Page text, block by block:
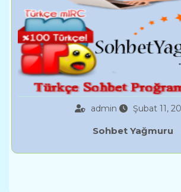
admin Şubat 11,
Sohbet Yağmuru